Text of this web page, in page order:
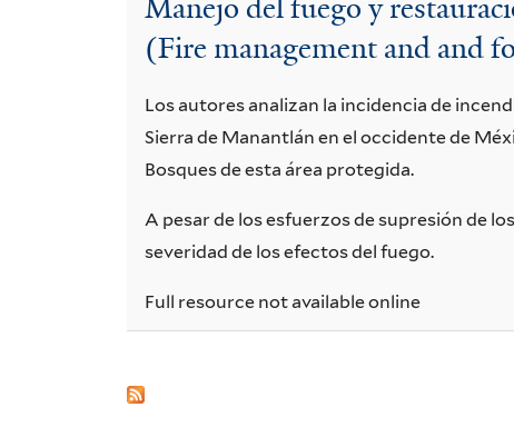
xalapensis
Manejo del fuego y
(Fire management and and
Los autores analizan la incidencia de
Sierra de Manantlán en el occidente de
Bosques de esta área protegida.
A pesar de los esfuerzos de supresión de
severidad de los efectos del fuego.
Full resource not available online